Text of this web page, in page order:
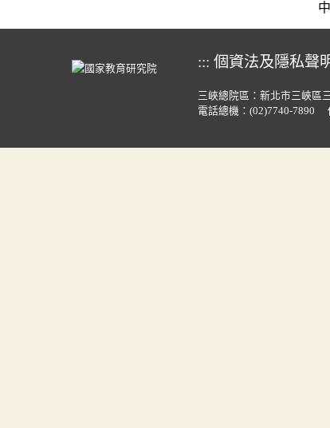
::: 個資法及隱私聲
三峽總院區：新北市三峽區
電話總機：(02)7740-7890